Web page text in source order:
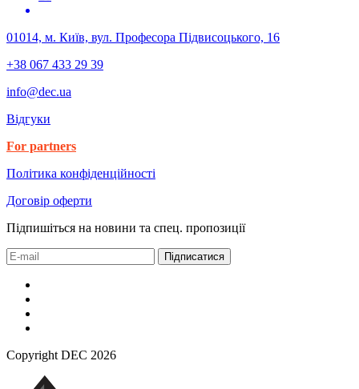
01014, м. Київ, вул. Професора Підвисоцького, 16
+38 067 433 29 39
info@dec.ua
Відгуки
For partners
Політика конфіденційності
Договір оферти
Підпишіться на новини та спец. пропозиції
Підписатися
Copyright DEC 2026